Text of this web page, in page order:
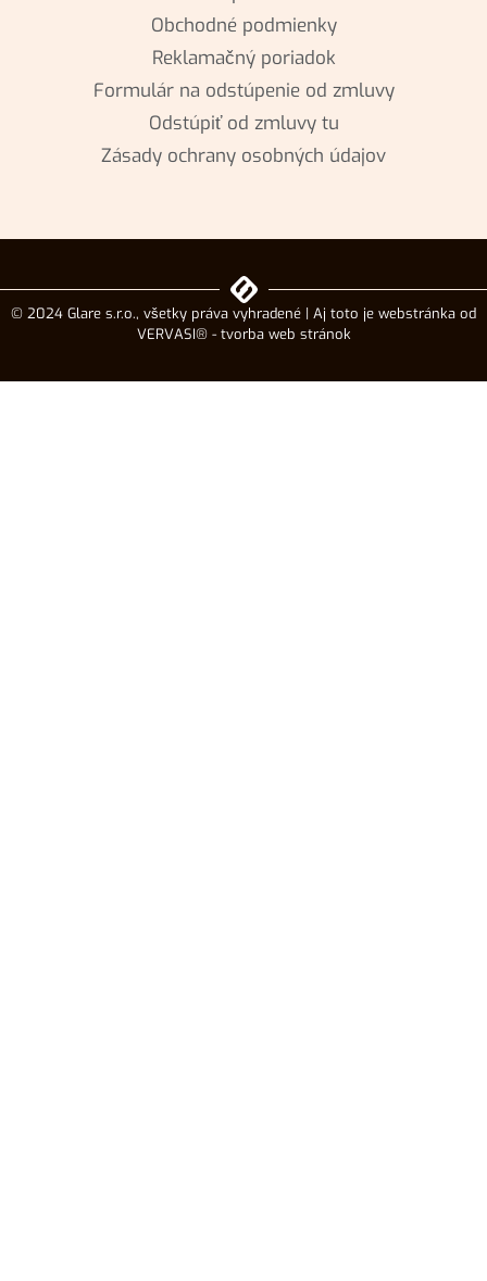
Obchodné podmienky
Reklamačný poriadok
Formulár na odstúpenie od zmluvy
Odstúpiť od zmluvy tu
Zásady ochrany osobných údajov
© 2024 Glare s.r.o., všetky práva vyhradené | Aj toto je webstránka od
VERVASI® - tvorba web stránok